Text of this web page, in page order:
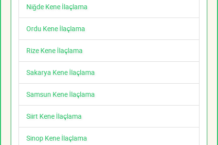
Niğde Kene İlaçlama
Ordu Kene İlaçlama
Rize Kene İlaçlama
Sakarya Kene İlaçlama
Samsun Kene İlaçlama
Siirt Kene İlaçlama
Sinop Kene İlaçlama